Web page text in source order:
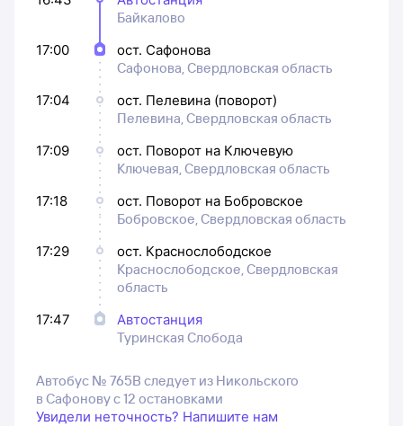
Байкалово
17:00
ост. Сафонова
Сафонова, Свердловская область
17:04
ост. Пелевина (поворот)
Пелевина, Свердловская область
17:09
ост. Поворот на Ключевую
Ключевая, Свердловская область
17:18
ост. Поворот на Бобровское
Бобровское, Свердловская область
17:29
ост. Краснослободское
Краснослободское, Свердловская
область
17:47
Автостанция
Туринская Слобода
Автобус № 765В следует из Никольского
в Сафонову с 12 остановками
Увидели неточность? Напишите нам